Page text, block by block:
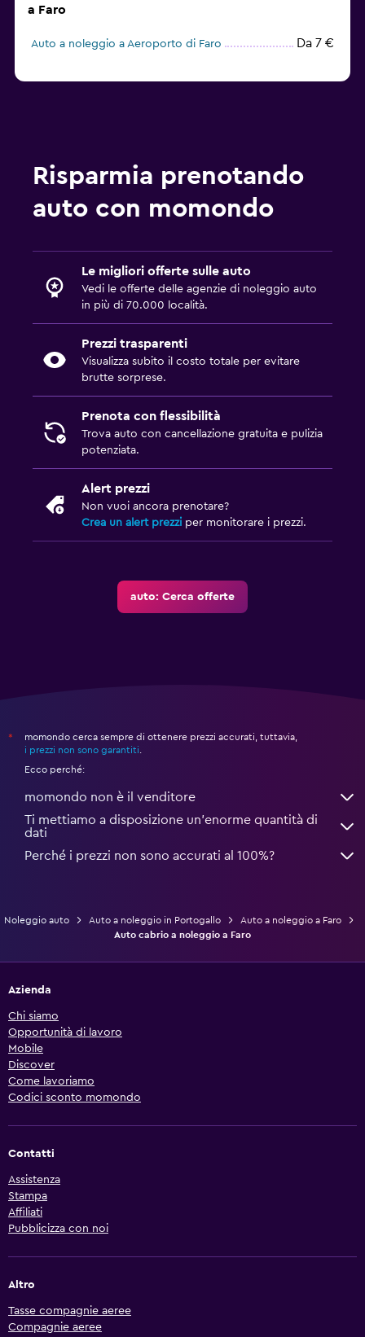
a Faro
Auto a noleggio a Aeroporto di Faro Da 7 €
Risparmia prenotando
auto con momondo
Le migliori offerte sulle auto
Vedi le offerte delle agenzie di noleggio auto
in più di 70.000 località.
Prezzi trasparenti
Visualizza subito il costo totale per evitare
brutte sorprese.
Prenota con flessibilità
Trova auto con cancellazione gratuita e pulizia
potenziata.
Alert prezzi
Non vuoi ancora prenotare?
Crea un alert prezzi per monitorare i prezzi.
auto: Cerca offerte
*
momondo cerca sempre di ottenere prezzi accurati, tuttavia,
i prezzi non sono garantiti
Ecco perché:
momondo non è il venditore
Ti mettiamo a disposizione un’enorme quantità di
dati
Perché i prezzi non sono accurati al 100%?
Noleggio auto Auto a noleggio in Portogallo
Auto a noleggio a Faro
Auto cabrio a noleggio a Faro
Azienda
Chi siamo
Opportunità di lavoro
Mobile
Discover
Come lavoriamo
Codici sconto momondo
Contatti
Assistenza
Stampa
Affiliati
Pubblicizza con noi
Altro
Tasse compagnie aeree
Compagnie aeree